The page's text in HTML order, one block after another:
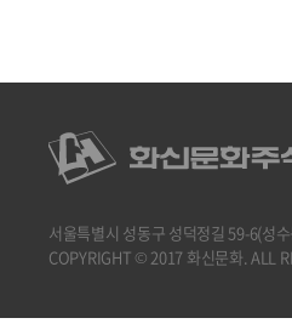
서울특별시 성동구 성덕정길 59-6(
COPYRIGHT © 2017 화신문화. ALL